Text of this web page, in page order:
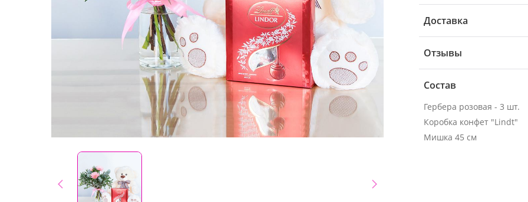
Доставка
Отзывы
Состав
Гербера розовая - 3 шт.
Коробка конфет "Lindt"
Мишка 45 см